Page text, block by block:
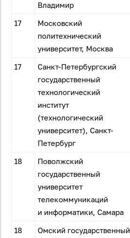
Владимир
17
Московский
политехнический
университет, Москва
17
Санкт-Петербургский
государственный
технологический
институт
(технологический
университет), Санкт-
Петербург
18
Поволжский
государственный
университет
телекоммуникаций
и информатики, Самара
18
Омский государственный